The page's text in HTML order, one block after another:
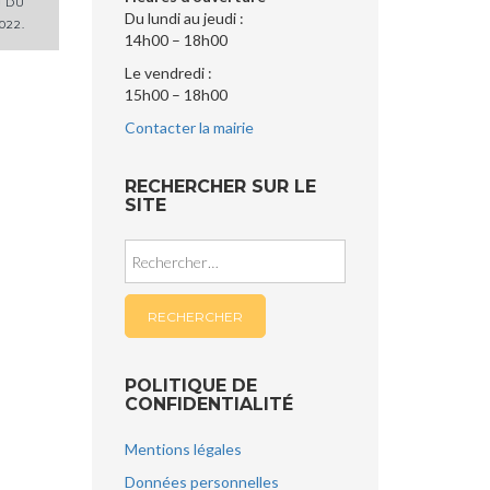
Du lundi au jeudi :
14h00 – 18h00
Le vendredi :
15h00 – 18h00
Contacter la mairie
RECHERCHER SUR LE
SITE
POLITIQUE DE
CONFIDENTIALITÉ
Mentions légales
Données personnelles